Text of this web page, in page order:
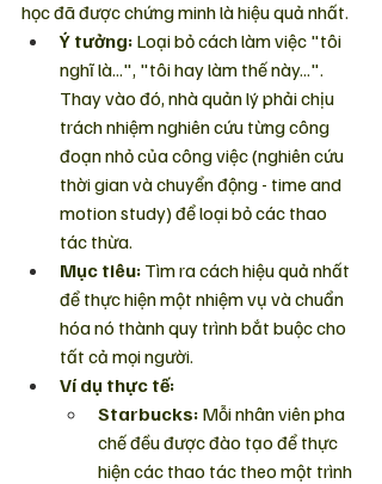
học đã được chứng minh là hiệu quả nhất.
Ý tưởng: Loại bỏ cách làm việc "tôi
nghĩ là...", "tôi hay làm thế này...".
Thay vào đó, nhà quản lý phải chịu
trách nhiệm nghiên cứu từng công
đoạn nhỏ của công việc (nghiên cứu
thời gian và chuyển động - time and
motion study) để loại bỏ các thao
tác thừa.
Mục tiêu: Tìm ra cách hiệu quả nhất
để thực hiện một nhiệm vụ và chuẩn
hóa nó thành quy trình bắt buộc cho
tất cả mọi người.
Ví dụ thực tế:
Starbucks: Mỗi nhân viên pha
chế đều được đào tạo để thực
hiện các thao tác theo một trình